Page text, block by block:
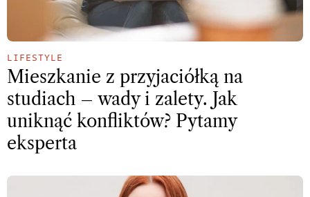
LIFESTYLE
Mieszkanie z przyjaciółką na
studiach – wady i zalety. Jak
uniknąć konfliktów? Pytamy
eksperta